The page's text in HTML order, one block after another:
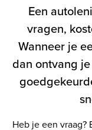
Een
vragen,
Wanneer je
dan ontvang
Heb je een vraag?